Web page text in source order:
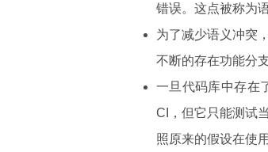
错误。这点被称为
为了减少语义冲突
不断的存在功能分
一旦代码库中存在
CI，但它只能测试
照原来的假设在使